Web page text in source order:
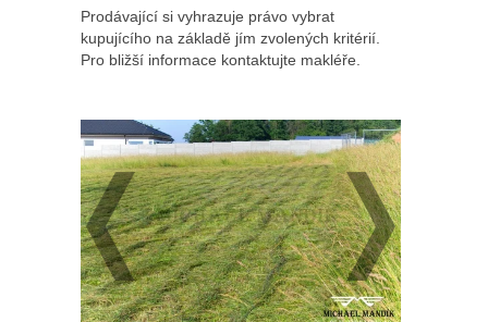
Prodávající si vyhrazuje právo vybrat
kupujícího na základě jím zvolených kritérií.
Pro bližší informace kontaktujte makléře.